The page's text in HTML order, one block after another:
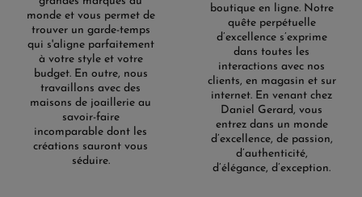
monde et vous permet de
trouver un garde-temps
qui s'aligne parfaitement
à votre style et votre
budget. En outre, nous
travaillons avec des
maisons de joaillerie au
savoir-faire
incomparable dont les
créations sauront vous
séduire.
boutique en ligne. Notre
quête perpétuelle
d’excellence s’exprime
dans toutes les
interactions avec nos
clients, en magasin et sur
internet. En venant chez
Daniel Gerard, vous
entrez dans un monde
d’excellence, de passion,
d’authenticité,
d’élégance, d’exception.